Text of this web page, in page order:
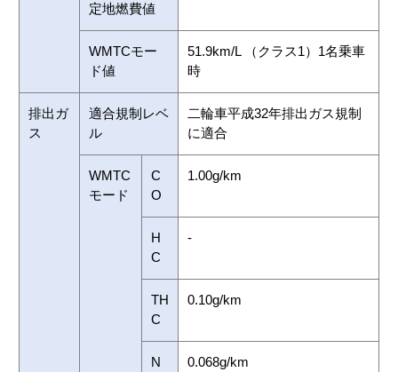
定地燃費値
WMTCモー
ド値
51.9km/L （クラス1）1名乗車
時
排出ガ
ス
適合規制レベ
ル
二輪車平成32年排出ガス規制
に適合
WMTC
モード
C
O
1.00g/km
H
C
-
TH
C
0.10g/km
N
0.068g/km